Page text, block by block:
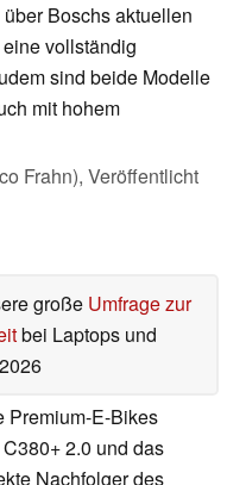
Boschs aktuellen
vollständig
sind beide Modelle
mit hohem
Frahn), Veröffentlicht
große Umfrage zur
bei Laptops und
Premium-E-Bikes
2.0 und das
Nachfolger des